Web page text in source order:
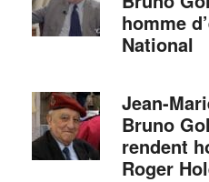
homme
National
Jean-
Bruno
rendent
Roger